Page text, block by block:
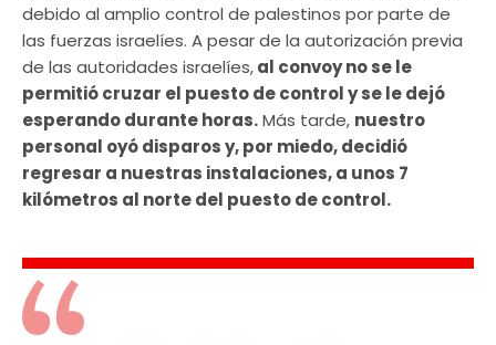
debido al amplio control de palestinos por parte de
las fuerzas israelíes. A pesar de la autorización previa
de las autoridades israelíes,al convoy no se le
permitió cruzar el puesto de control y se le dejó
esperando durante horas.Más tarde, nuestro
personal oyó disparos y, por miedo, decidió
regresar a nuestras instalaciones, a unos 7
kilómetros al norte del puesto de control.